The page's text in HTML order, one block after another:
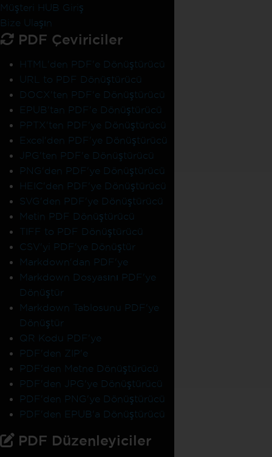
Müşteri HUB Giriş
Bize Ulaşın
PDF Çeviriciler
HTML'den PDF'e Dönüştürücü
URL to PDF Dönüştürücü
DOCX'ten PDF'e Dönüştürücü
EPUB'tan PDF'e Dönüştürücü
PPTX'ten PDF'ye Dönüştürücü
Excel'den PDF'ye Dönüştürücü
JPG'ten PDF'e Dönüştürücü
PNG'den PDF'ye Dönüştürücü
HEIC'den PDF'ye Dönüştürücü
SVG'den PDF'ye Dönüştürücü
Metin PDF Dönüştürücü
TIFF to PDF Dönüştürücü
CSV'yi PDF'ye Dönüştür
Markdown'dan PDF'ye
Markdown Dosyasını PDF'ye
Dönüştür
Markdown Tablosunu PDF'ye
Dönüştür
QR Kodu PDF'ye
PDF'den ZIP'e
PDF'den Metne Dönüştürücü
PDF'den JPG'ye Dönüştürücü
PDF'den PNG'ye Dönüştürücü
PDF'den EPUB'a Dönüştürücü
PDF Düzenleyiciler